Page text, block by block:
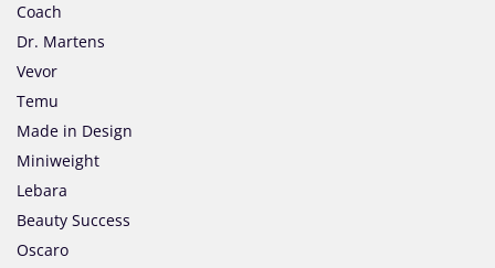
Coach
Dr. Martens
Vevor
Temu
Made in Design
Miniweight
Lebara
Beauty Success
Oscaro